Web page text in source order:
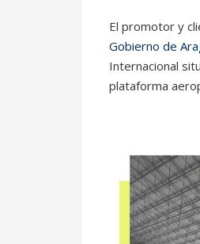
El promotor y
Gobierno de
Internacional
plataforma